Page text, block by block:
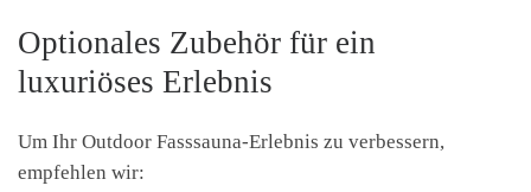
Optionales Zubehör für ein
luxuriöses Erlebnis
Um Ihr Outdoor Fasssauna-Erlebnis zu verbessern,
empfehlen wir: